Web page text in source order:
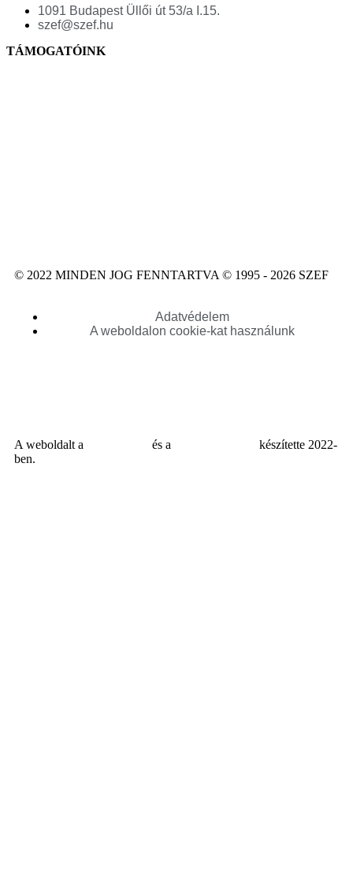
1091 Budapest Üllői út 53/a I.15.
szef@szef.hu
TÁMOGATÓINK
© 2022 MINDEN JOG FENNTARTVA © 1995 - 2026 SZEF
Adatvédelem
A weboldalon cookie-kat használunk
A weboldalt a és a
készítette 2022-
ben.